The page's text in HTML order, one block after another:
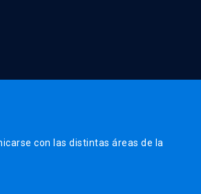
con las distintas áreas de la